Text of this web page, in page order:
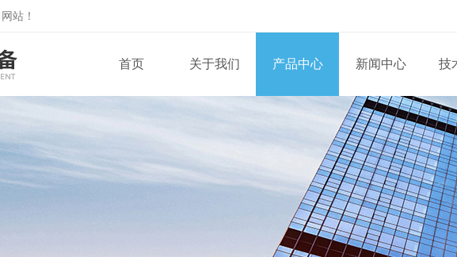
网站！
首页 关于我们 产品中心 新闻中心 技